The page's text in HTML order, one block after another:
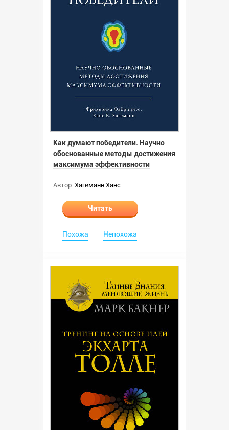
Как думают победители. Научно
обоснованные методы достижения
максимума эффективности
Автор: Хагеманн Ханс
Читать
Похожа Непохожа